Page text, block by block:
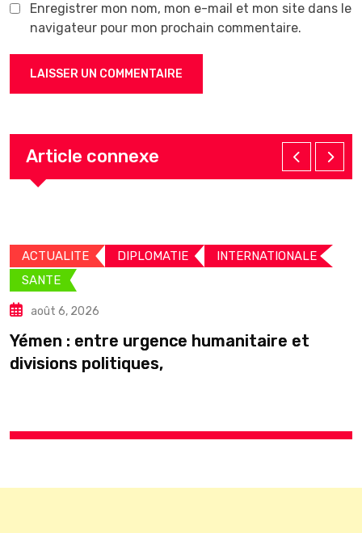
Enregistrer mon nom, mon e-mail et mon site dans le
navigateur pour mon prochain commentaire.
Article connexe
ACTUALITE DIPLOMATIE
INTERNATIONALE
SANTE
août 6, 2026
Yémen : entre urgence humanitaire et
divisions politiques,